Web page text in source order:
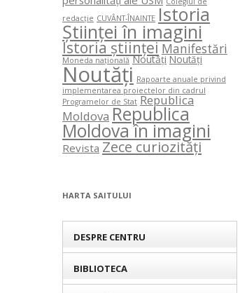
redacție CUVÂNT-ÎNAINTE Istoria
Științei în imagini
Istoria științei Manifestări
Moneda națională Noutăți Noutăți
Noutăți Rapoarte anuale privind
implementarea proiectelor din cadrul
Programelor de Stat Republica
Moldova Republica
Moldova în imagini
Revista Zece curiozități
HARTA SAITULUI
DESPRE CENTRU
BIBLIOTECA